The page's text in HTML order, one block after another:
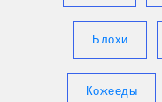
Блохи
Кожееды